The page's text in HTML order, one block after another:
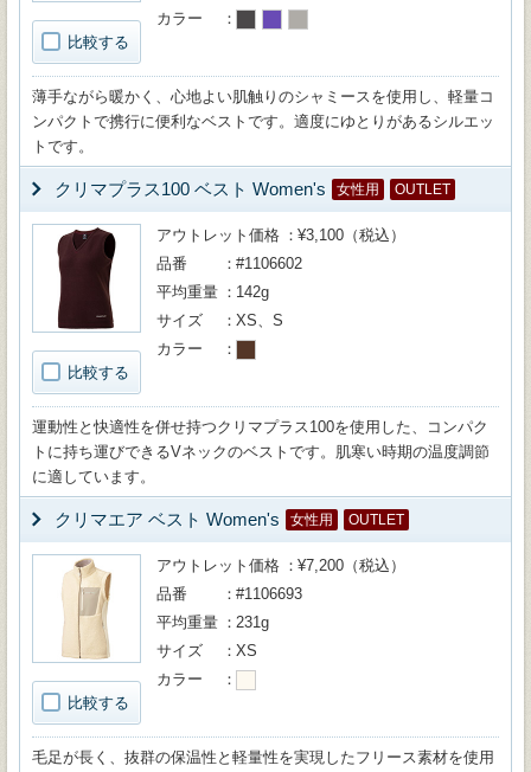
比較する
カラー
薄手ながら暖かく、心地よい肌触りのシャミースを使用し、軽量コ
ンパクトで携行に便利なベストです。適度にゆとりがあるシルエッ
トです。
クリマプラス100 ベスト Women's 女性用 OUTLET
比較する
アウトレット価格
¥3,100（税込）
品番
#1106602
平均重量
142g
サイズ
XS、S
カラー
運動性と快適性を併せ持つクリマプラス100を使用した、コンパク
トに持ち運びできるVネックのベストです。肌寒い時期の温度調節
に適しています。
クリマエア ベスト Women's 女性用 OUTLET
比較する
アウトレット価格
¥7,200（税込）
品番
#1106693
平均重量
231g
サイズ
XS
カラー
毛足が長く、抜群の保温性と軽量性を実現したフリース素材を使用